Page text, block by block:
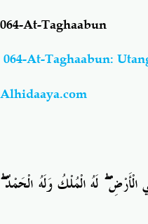
Salaf Wa Ummah
064-At-Taghaabun
064-At-Taghaabun:
Alhidaaya.com
الْأَرْضِۖ لَهُ الْمُلْكُ وَلَهُ الْحَمْدُۖ